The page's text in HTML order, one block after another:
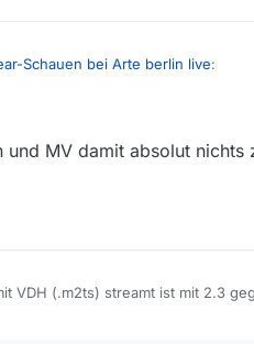
Schauen bei Arte berlin live:
Senders.
093000/093900/093956-000-
MV damit absolut nichts
VDH (.m2ts) streamt ist mit 2.3
eine Bitrate von 2.9